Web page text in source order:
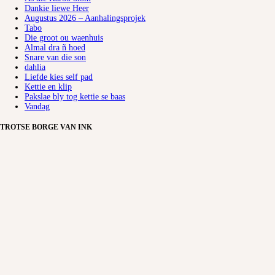
Dankie liewe Heer
Augustus 2026 – Aanhalingsprojek
Tabo
Die groot ou waenhuis
Almal dra ñ hoed
Snare van die son
dahlia
Liefde kies self pad
Kettie en klip
Pakslae bly tog kettie se baas
Vandag
TROTSE BORGE VAN INK